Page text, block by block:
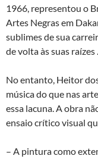
1966, representou o
Artes Negras em
sublimes de sua
de volta às suas raízes .
No entanto, Heitor
música do que nas
essa lacuna. A obra
ensaio crítico visual
– A pintura como